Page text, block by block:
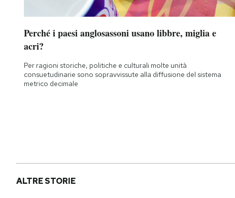
Perché i paesi anglosassoni usano libbre, miglia e
acri?
Per ragioni storiche, politiche e culturali molte unità
consuetudinarie sono sopravvissute alla diffusione del sistema
metrico decimale
ALTRE STORIE